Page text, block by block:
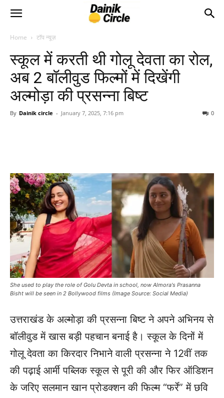
Home टॉप न्यूज़
स्कूल में करती थी गोलू देवता का रोल,
अब 2 बॉलीवुड फिल्मों में दिखेंगी
अल्मोड़ा की प्रसन्ना बिष्ट
By Dainik circle - January 7, 2025, 7:16 pm 0
She used to play the role of Golu Devta in school, now Almora's Prasanna
Bisht will be seen in 2 Bollywood films (Image Source: Social Media)
उत्तराखंड के अल्मोड़ा की प्रसन्ना बिष्ट ने अपने अभिनय से
बॉलीवुड में खास बड़ी पहचान बनाई है। स्कूल के दिनों में
गोलू देवता का किरदार निभाने वाली प्रसन्ना ने 12वीं तक
की पढ़ाई आर्मी पब्लिक स्कूल से पूरी की और फिर ऑडिशन
के जरिए सलमान खान प्रोडक्शन की फिल्म “फर्रे” में छवि